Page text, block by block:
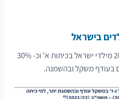
בישראל
לפי נתוני משרד הבריאות כ-20% מילדי ישראל בכיתות א' וכ- 30%
בעודף משקל ובהשמנה.